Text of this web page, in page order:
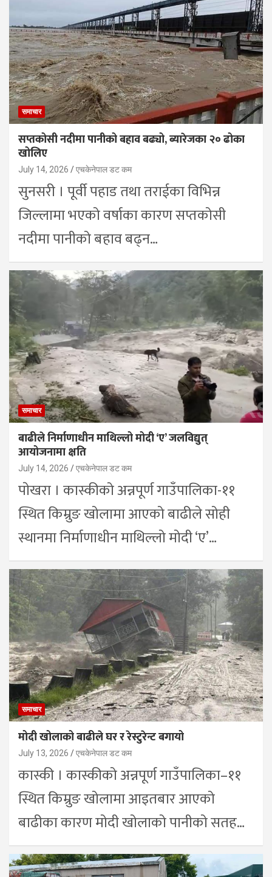
समाचार
सप्तकोसी नदीमा पानीको बहाव बढ्यो, ब्यारेजका २० ढोका
खोलिए
July 14, 2026 एचकेनेपाल डट कम
सुनसरी । पूर्वी पहाड तथा तराईका विभिन्न
जिल्लामा भएको वर्षाका कारण सप्तकोसी
नदीमा पानीको बहाव बढ्न…
समाचार
बाढीले निर्माणाधीन माथिल्लो मोदी ‘ए’ जलविद्युत्
आयोजनामा क्षति
July 14, 2026 एचकेनेपाल डट कम
पाेखरा । कास्कीको अन्नपूर्ण गाउँपालिका-११
स्थित किम्रुङ खोलामा आएको बाढीले सोही
स्थानमा निर्माणाधीन माथिल्लो मोदी ‘ए’…
समाचार
मोदी खोलाको बाढीले घर र रेस्टुरेन्ट बगायो
July 13, 2026 एचकेनेपाल डट कम
कास्की । कास्कीको अन्नपूर्ण गाउँपालिका–११
स्थित किम्रुङ खोलामा आइतबार आएको
बाढीका कारण मोदी खोलाको पानीको सतह…